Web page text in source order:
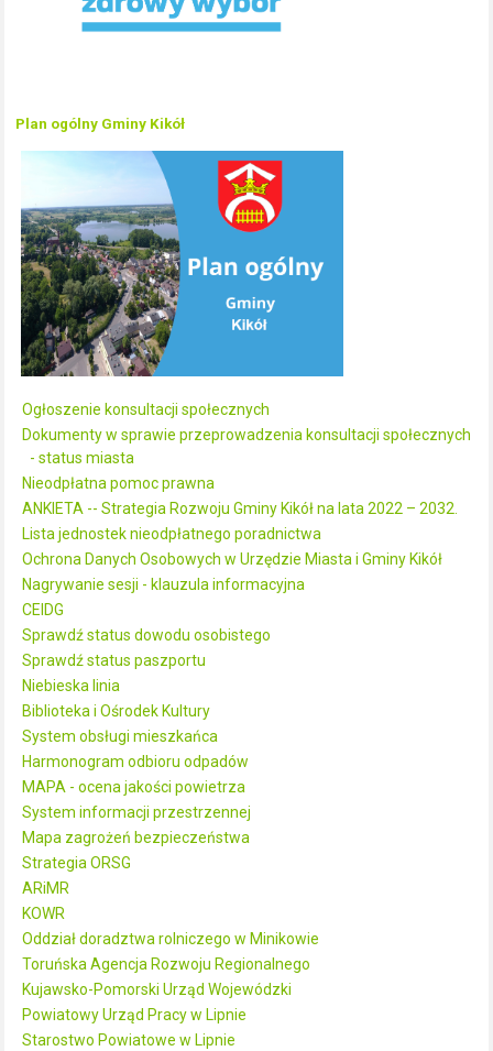
Plan ogólny Gminy Kikół
Ogłoszenie konsultacji społecznych
Dokumenty w sprawie przeprowadzenia konsultacji społecznych
- status miasta
Nieodpłatna pomoc prawna
ANKIETA -- Strategia Rozwoju Gminy Kikół na lata 2022 – 2032.
Lista jednostek nieodpłatnego poradnictwa
Ochrona Danych Osobowych w Urzędzie Miasta i Gminy Kikół
Nagrywanie sesji - klauzula informacyjna
CEIDG
Sprawdź status dowodu osobistego
Sprawdź status paszportu
Niebieska linia
Biblioteka i Ośrodek Kultury
System obsługi mieszkańca
Harmonogram odbioru odpadów
MAPA - ocena jakości powietrza
System informacji przestrzennej
Mapa zagrożeń bezpieczeństwa
Strategia ORSG
ARiMR
KOWR
Oddział doradztwa rolniczego w Minikowie
Toruńska Agencja Rozwoju Regionalnego
Kujawsko-Pomorski Urząd Wojewódzki
Powiatowy Urząd Pracy w Lipnie
Starostwo Powiatowe w Lipnie